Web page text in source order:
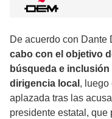
De acuerdo con Dante
cabo con el objetivo
búsqueda e inclusión
dirigencia local , luego
aplazada tras las
presidente estatal, que